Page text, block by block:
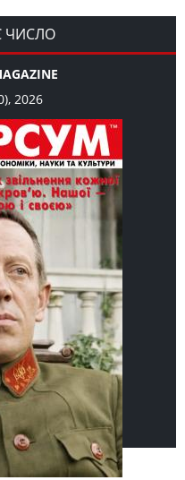
і синиця як
й тактики
ЧИСЛО
2026